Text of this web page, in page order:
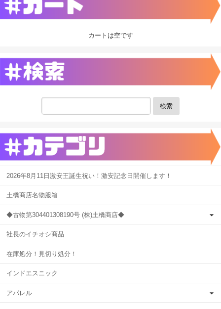
カートは空です
検索
2026年8月11日激安王誕生祝い！激安記念日開催します！
土橋商店名物服箱
◆古物第304401308190号 (株)土橋商店◆
社長のイチオシ商品
在庫処分！見切り処分！
インドエスニック
アパレル